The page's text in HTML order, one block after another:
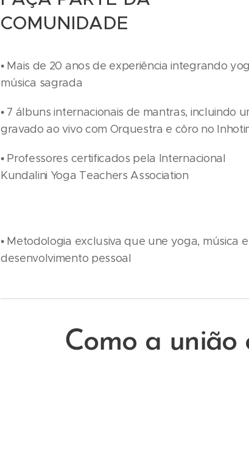
COMUNIDADE
• Mais de 20 anos de experiência integrando
música sagrada
• 7 álbuns internacionais de mantras, incluindo
gravado ao vivo com Orquestra e côro no
• Professores certificados pela Internacional
Kundalini Yoga Teachers Association
• Metodologia exclusiva que une yoga, música e
desenvolvimento pessoal
Como a união